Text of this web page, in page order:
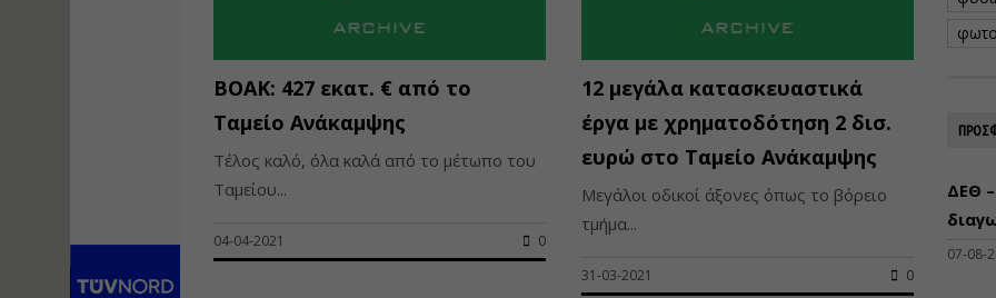
ΒΟΑΚ: 427 εκατ. € από το
Ταμείο Ανάκαμψης
Τέλος καλό, όλα καλά από το μέτωπο του
Ταμείου...
04-04-2021 0
12 μεγάλα κατασκευαστικά
έργα με χρηματοδότηση 2 δισ.
ευρώ στο Ταμείο Ανάκαμψης
Μεγάλοι οδικοί άξονες όπως το βόρειο
τμήμα...
31-03-2021 0
ΔΕΘ
07-08-